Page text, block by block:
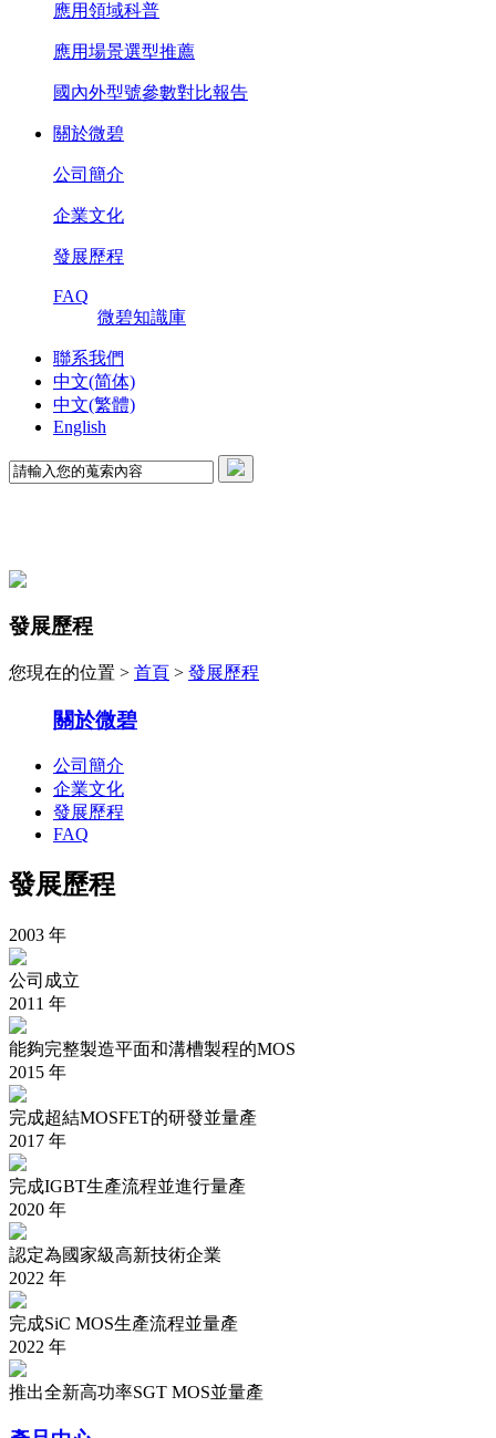
應用領域科普
應用場景選型推薦
國內外型號參數對比報告
關於微碧
公司簡介
企業文化
發展歷程
FAQ
微碧知識庫
聯系我們
中文(简体)
中文(繁體)
English
發展歷程
您現在的位置 > 首頁 > 發展歷程
關於微碧
公司簡介
企業文化
發展歷程
FAQ
發展歷程
2003 年
公司成立
2011 年
能夠完整製造平面和溝槽製程的MOS
2015 年
完成超結MOSFET的研發並量產
2017 年
完成IGBT生產流程並進行量產
2020 年
認定為國家級高新技術企業
2022 年
完成SiC MOS生產流程並量產
2022 年
推出全新高功率SGT MOS並量產